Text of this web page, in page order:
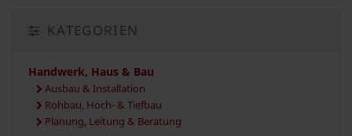
KATEGORIEN
Handwerk, Haus & Bau
Ausbau & Installation
Rohbau, Hoch- & Tiefbau
Planung, Leitung & Beratung